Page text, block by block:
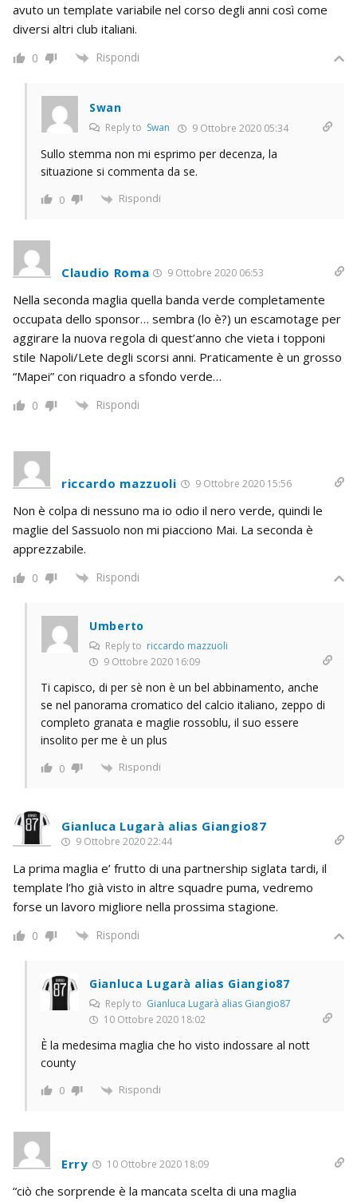
avuto un template variabile nel corso degli anni così come
diversi altri club italiani.
0 Rispondi
Swan
Reply to Swan 9 Ottobre 2020 05:34
Sullo stemma non mi esprimo per decenza, la
situazione si commenta da se.
0 Rispondi
Claudio Roma 9 Ottobre 2020 06:53
Nella seconda maglia quella banda verde completamente
occupata dello sponsor… sembra (lo è?) un escamotage per
aggirare la nuova regola di quest’anno che vieta i topponi
stile Napoli/Lete degli scorsi anni. Praticamente è un grosso
“Mapei” con riquadro a sfondo verde…
0 Rispondi
riccardo mazzuoli 9 Ottobre 2020 15:56
Non è colpa di nessuno ma io odio il nero verde, quindi le
maglie del Sassuolo non mi piacciono Mai. La seconda è
apprezzabile.
0 Rispondi
Umberto
Reply to riccardo mazzuoli
9 Ottobre 2020 16:09
Ti capisco, di per sè non è un bel abbinamento, anche
se nel panorama cromatico del calcio italiano, zeppo di
completo granata e maglie rossoblu, il suo essere
insolito per me è un plus
0 Rispondi
Gianluca Lugarà alias Giangio87
9 Ottobre 2020 22:44
La prima maglia e’ frutto di una partnership siglata tardi, il
template l’ho già visto in altre squadre puma, vedremo
forse un lavoro migliore nella prossima stagione.
0 Rispondi
Gianluca Lugarà alias Giangio87
Reply to Gianluca Lugarà alias Giangio87
10 Ottobre 2020 18:02
È la medesima maglia che ho visto indossare al nott
county
0 Rispondi
Erry 10 Ottobre 2020 18:09
“ciò che sorprende è la mancata scelta di una maglia